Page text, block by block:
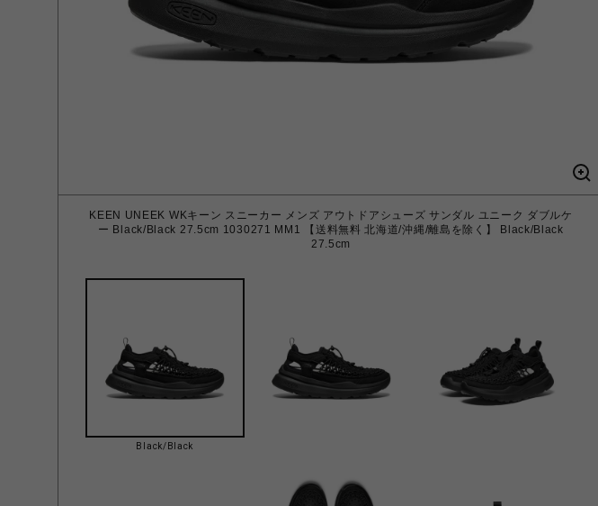
KEEN UNEEK WKキーン スニーカー メンズ アウトドアシューズ サンダル ユニーク ダブルケ
ー Black/Black 27.5cm 1030271 MM1 【送料無料 北海道/沖縄/離島を除く】 Black/Black
27.5cm
Black/Black